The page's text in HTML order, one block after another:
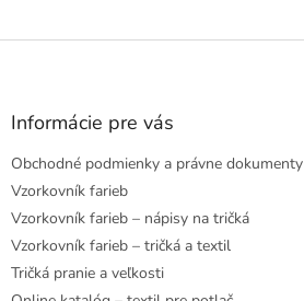
Z
Informácie pre vás
Obchodné podmienky a právne dokumenty
Vzorkovník farieb
Vzorkovník farieb – nápisy na tričká
Vzorkovník farieb – tričká a textil
Tričká pranie a veľkosti